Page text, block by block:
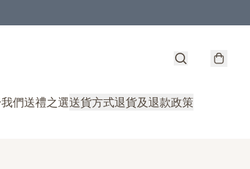
們送禮之選送貨方式退貨及退款政策